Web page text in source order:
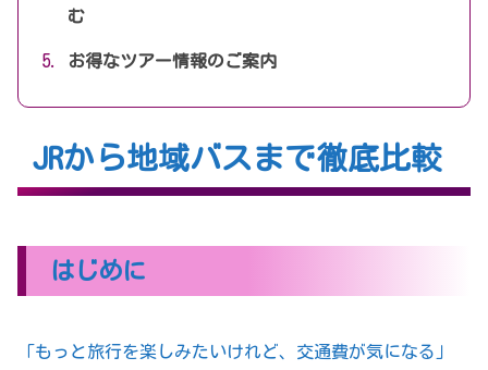
む
お得なツアー情報のご案内
JRから地域バスまで徹底比較
はじめに
「もっと旅行を楽しみたいけれど、交通費が気になる」